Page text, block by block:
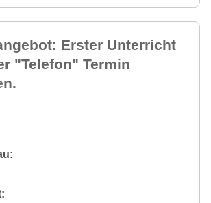
Erster Unterricht
"Telefon" Termin